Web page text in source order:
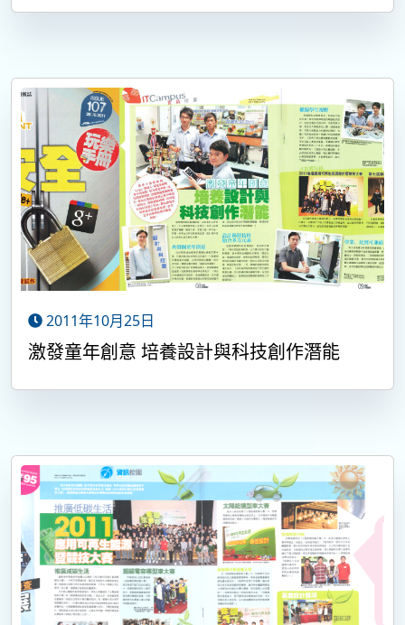
2011年10月25日
激發童年創意 培養設計與科技創作潛能